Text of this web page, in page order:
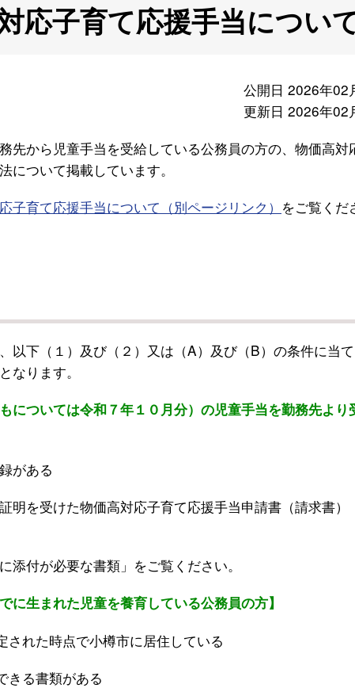
応子育て応援手当につい
公開日 2026年02
更新日 2026年02
先から児童手当を受給している公務員の方の、物価高対
について掲載しています。
子育て応援手当について（別ページリンク） をご覧くだ
以下（１）及び（２）又は（A）及び（B）の条件に当
なります。
については令和７年１０月分）の児童手当を勤務先より
がある
明を受けた物価高対応子育て応援手当申請書（請求書）
付が必要な書類」をご覧ください。
に生まれた児童を養育している公務員の方】
された時点で小樽市に居住している
きる書類がある